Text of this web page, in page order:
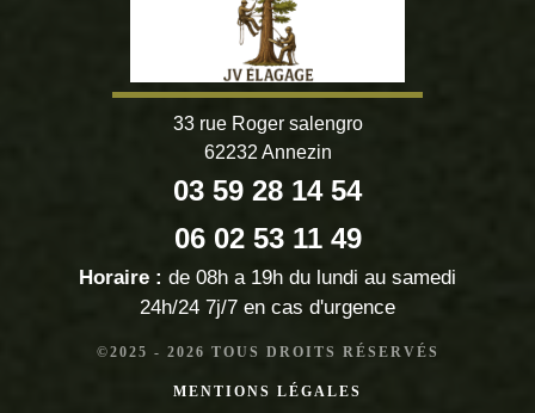
33 rue Roger salengro
62232 Annezin
03 59 28 14 54
06 02 53 11 49
Horaire : de 08h a 19h du lundi au samedi
24h/24 7j/7 en cas d'urgence
©2025 - 2026 TOUS DROITS RÉSERVÉS
MENTIONS LÉGALES